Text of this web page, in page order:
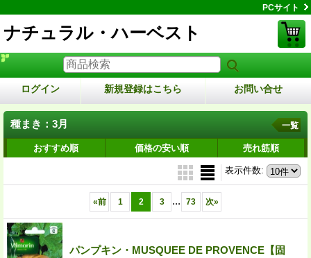
PCサイト
ナチュラル・ハーベスト
ログイン 新規登録はこちら お問い合せ
種まき：3月 一覧
おすすめ順 価格の安い順 売れ筋順
表示件数:
«前 1 2 3 ... 73 次»
パンプキン・MUSQUEE DE PROVENCE【固